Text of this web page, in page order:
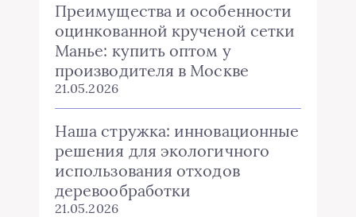
Преимущества и особенности
оцинкованной крученой сетки
Манье: купить оптом у
производителя в Москве
21.05.2026
Наша стружка: инновационные
решения для экологичного
использования отходов
деревообработки
21.05.2026